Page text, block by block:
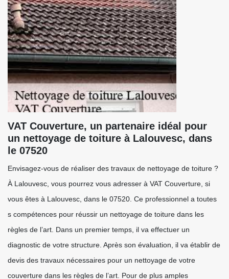
VAT Couverture, un partenaire idéal pour
un nettoyage de toiture à Lalouvesc, dans
le 07520
Envisagez-vous de réaliser des travaux de nettoyage de toiture ?
À Lalouvesc, vous pourrez vous adresser à VAT Couverture, si
vous êtes à Lalouvesc, dans le 07520. Ce professionnel a toutes
s compétences pour réussir un nettoyage de toiture dans les
règles de l’art. Dans un premier temps, il va effectuer un
diagnostic de votre structure. Après son évaluation, il va établir de
devis des travaux nécessaires pour un nettoyage de votre
couverture dans les règles de l’art. Pour de plus amples